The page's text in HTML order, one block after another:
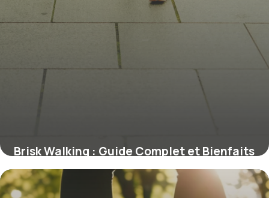
Brisk Walking : Guide Complet et Bienfaits
2026
18 mai 2026